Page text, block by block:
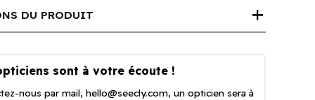
DU PRODUIT add
sont à votre écoute !
nous par mail,hello@seecly.com, un opticien sera à